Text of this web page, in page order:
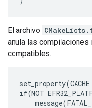
El archivo
anula las compilaciones
compatibles.
set_property(CACHE
if(NOT